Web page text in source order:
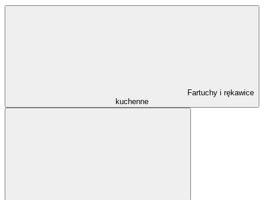
Fartuchy i rękawice
kuchenne